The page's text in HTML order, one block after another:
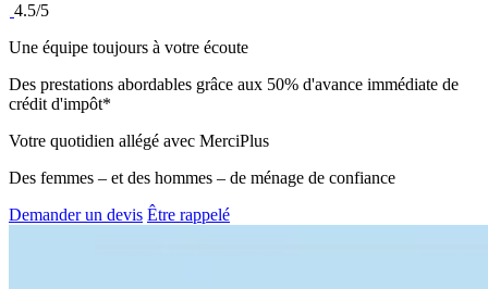
4.5/5
Une équipe toujours à votre écoute
Des prestations abordables grâce aux 50% d'avance immédiate de
crédit d'impôt*
Votre quotidien allégé avec MerciPlus
Des femmes – et des hommes – de ménage de confiance
Demander un devis Être rappelé